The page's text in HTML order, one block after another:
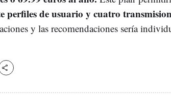
perfiles de usuario y cuatro
y las recomendaciones sería